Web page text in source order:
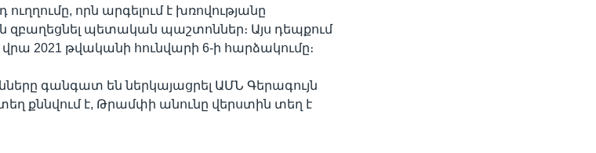
որն արգելում է խռովությանը
պետական պաշտոններ։ Այս դեպքում
2021 թվականի հունվարի 6-ի հարձակումը։
գանգատ են ներկայացրել ԱՄՆ Գերագույն
քննվում է, Թրամփի անունը վերստին տեղ է